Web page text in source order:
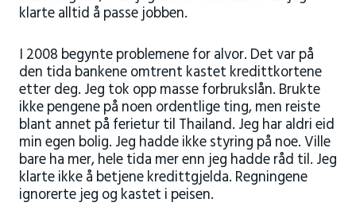
klarte alltid å passe jobben.
I 2008 begynte problemene for alvor. Det var på
den tida bankene omtrent kastet kredittkortene
etter deg. Jeg tok opp masse forbrukslån. Brukte
ikke pengene på noen ordentlige ting, men reiste
blant annet på ferietur til Thailand. Jeg har aldri eid
min egen bolig. Jeg hadde ikke styring på noe. Ville
bare ha mer, hele tida mer enn jeg hadde råd til. Jeg
klarte ikke å betjene kredittgjelda. Regningene
ignorerte jeg og kastet i peisen.